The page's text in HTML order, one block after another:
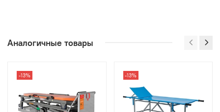
Аналогичные товары
-13% -13%